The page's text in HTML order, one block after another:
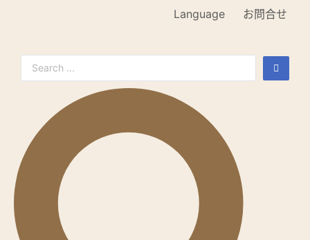
Language お問合せ